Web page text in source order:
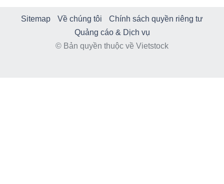
Sitemap Về chúng tôi
Chính sách quyền riêng tư
Quảng cáo & Dịch vụ
© Bản quyền thuộc về Vietstock